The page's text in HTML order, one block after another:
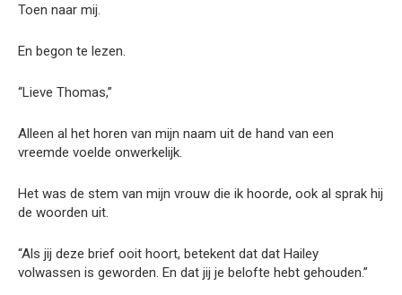
Toen naar mij.
En begon te lezen.
“Lieve Thomas,”
Alleen al het horen van mijn naam uit de hand van een
vreemde voelde onwerkelijk.
Het was de stem van mijn vrouw die ik hoorde, ook al sprak hij
de woorden uit.
“Als jij deze brief ooit hoort, betekent dat dat Hailey
volwassen is geworden. En dat jij je belofte hebt gehouden.”